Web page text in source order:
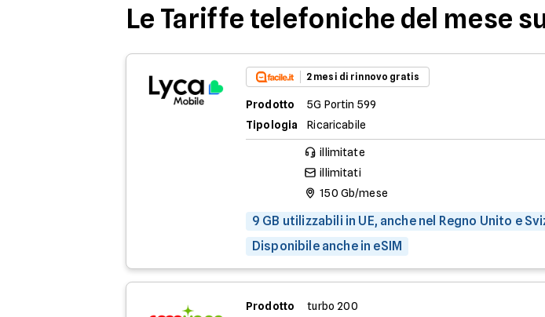
Le Tariffe telefoniche del mese
2 mesi di rinnovo gratis
Prodotto
5G Portin 599
Tipologia
Ricaricabile
illimitate
illimitati
150 Gb/mese
9 GB utilizzabili in UE, anche nel Regno Unito e
Disponibile anche in eSIM
Prodotto turbo 200